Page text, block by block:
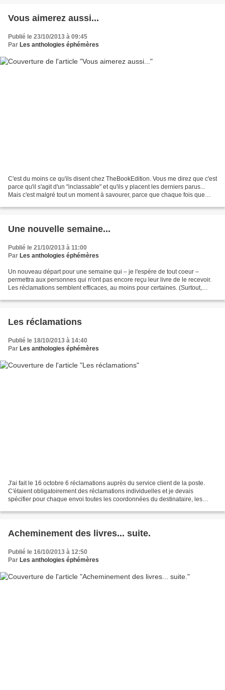
Vous aimerez aussi...
Publié le 23/10/2013 à 09:45
Par Les anthologies éphémères
C'est du moins ce qu'ils disent chez TheBookEdition. Vous me direz que c'est
parce qu'il s'agit d'un "inclassable" et qu'ils y placent les derniers parus...
Mais c'est malgré tout un moment à savourer, parce que chaque fois que
Une nouvelle semaine...
Publié le 21/10/2013 à 11:00
Par Les anthologies éphémères
Un nouveau départ pour une semaine qui – je l'espère de tout coeur –
permettra aux personnes qui n'ont pas encore reçu leur livre de le recevoir.
Les réclamations semblent efficaces, au moins pour certaines. (Surtout,
Les réclamations
Publié le 18/10/2013 à 14:40
Par Les anthologies éphémères
J'ai fait le 16 octobre 6 réclamations auprès du service client de la poste.
C'étaient obligatoirement des réclamations individuelles et je devais
spécifier pour chaque envoi toutes les coordonnées du destinataire, les
Acheminement des livres... suite.
Publié le 16/10/2013 à 12:50
Par Les anthologies éphémères